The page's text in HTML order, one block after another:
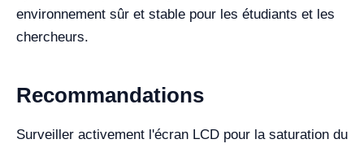
environnement sûr et stable pour les étudiants et les
chercheurs.
Recommandations
Surveiller activement l'écran LCD pour la saturation du